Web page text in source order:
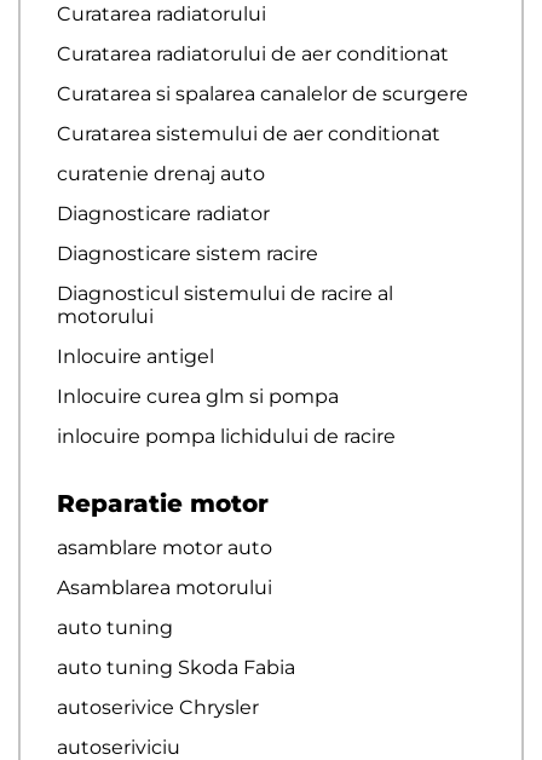
Curatarea radiatorului
Curatarea radiatorului de aer conditionat
Curatarea si spalarea canalelor de scurgere
Curatarea sistemului de aer conditionat
curatenie drenaj auto
Diagnosticare radiator
Diagnosticare sistem racire
Diagnosticul sistemului de racire al
motorului
Inlocuire antigel
Inlocuire curea glm si pompa
inlocuire pompa lichidului de racire
Reparatie motor
asamblare motor auto
Asamblarea motorului
auto tuning
auto tuning Skoda Fabia
autoserivice Chrysler
autoseriviciu